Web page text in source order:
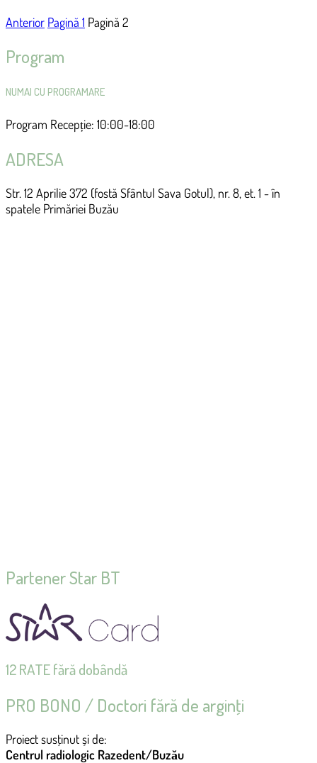
Anterior Pagină 1 Pagină 2
Program
NUMAI CU PROGRAMARE
Program Recepție: 10:00-18:00
ADRESA
Str. 12 Aprilie 372 (fostă Sfântul Sava Gotul), nr. 8, et. 1 - în
spatele Primăriei Buzău
Partener Star BT
12 RATE fără dobândă
PRO BONO / Doctori fără de arginţi
Proiect susţinut și de:
Centrul radiologic Razedent/Buzău